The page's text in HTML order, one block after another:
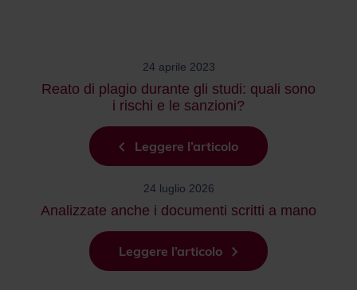
24 aprile 2023
Reato di plagio durante gli studi: quali sono
i rischi e le sanzioni?
Leggere l’articolo
24 luglio 2026
Analizzate anche i documenti scritti a mano
Leggere l’articolo